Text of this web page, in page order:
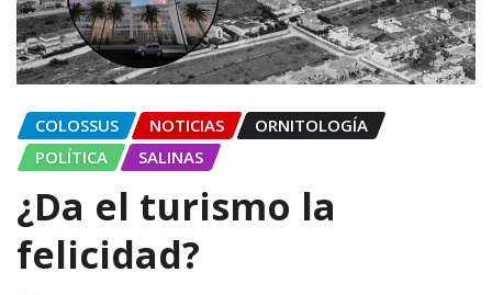
COLOSSUS NOTICIAS
ORNITOLOGÍA
POLÍTICA
SALINAS
¿Da el turismo la
felicidad?